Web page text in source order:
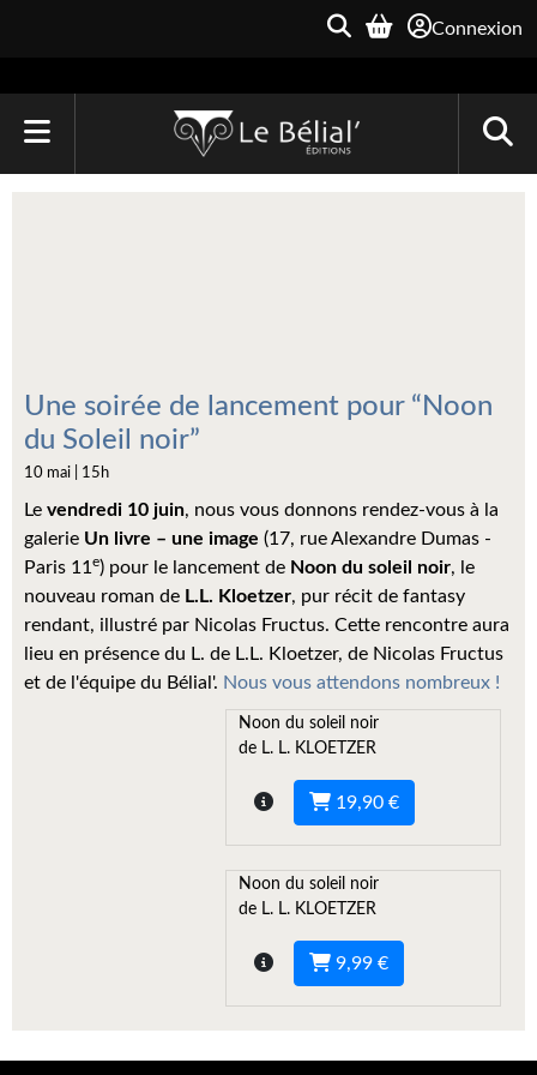
Connexion
Archive du Futur
Parallaxe
Quarante-Deux
Kvasar
Pulps
Wotan
Livres audio
Une soirée de lancement pour “Noon
du Soleil noir”
10 mai | 15h
Le vendredi 10 juin, nous vous donnons rendez-vous à la
galerie Un livre – une image (17, rue Alexandre Dumas -
Paris 11 e) pour le lancement de Noon du soleil noir, le
nouveau roman de L.L. Kloetzer, pur récit de fantasy
rendant, illustré par Nicolas Fructus. Cette rencontre aura
lieu en présence du L. de L.L. Kloetzer, de Nicolas Fructus
et de l'équipe du Bélial'. Nous vous attendons nombreux !
Noon du soleil noir
de L. L. KLOETZER
19,90 €
Noon du soleil noir
de L. L. KLOETZER
9,99 €